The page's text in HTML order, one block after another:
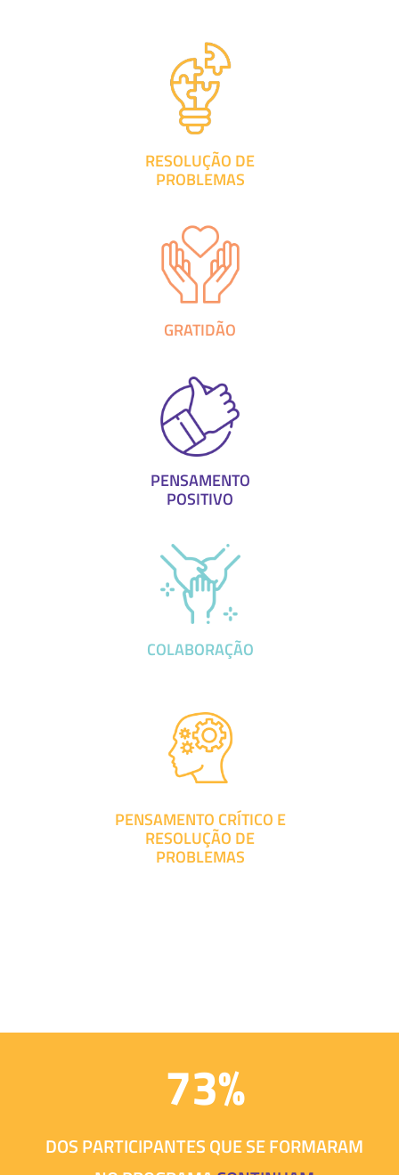
RESOLUÇÃO DE
PROBLEMAS
GRATIDÃO
PENSAMENTO
POSITIVO
COLABORAÇÃO
PENSAMENTO CRÍTICO E
RESOLUÇÃO DE
PROBLEMAS
73%
DOS PARTICIPANTES QUE SE FORMARAM